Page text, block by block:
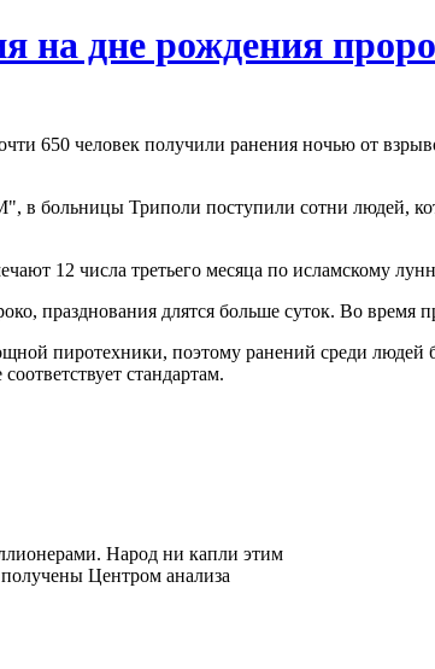
на дне рождения
650 человек получили ранения ночью от
Триполи поступили сотни людей,
12 числа третьего месяца по исламскому
празднования длятся больше суток. Во время
пиротехники, поэтому ранений среди
стандартам.
Народ ни капли этим
Центром анализа